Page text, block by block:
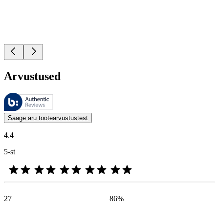
Arvustused
Neid arvustusi haldab Bazaarvoice ja need vastavad Bazaarvoice’i
Kliendi arvamused toodete ja tärnihinnangute kujul on kasulikud
Saage aru tootearvustustest
4.4
5-st
27
86%